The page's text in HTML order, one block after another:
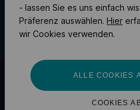
©20261Home
- lassen Sie es uns einfach
Präferenz auswählen. Hier
wir Cookies verwenden.
COOKIES
ALLE COOKIES